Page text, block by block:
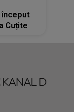
început
Cuțite